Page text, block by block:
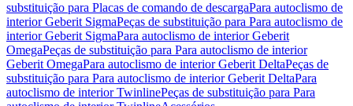
substituição para Placas de comando de descargaPara autoclismo de
interior Geberit SigmaPeças de substituição para Para autoclismo de
interior Geberit SigmaPara autoclismo de interior Geberit
OmegaPeças de substituição para Para autoclismo de interior
Geberit OmegaPara autoclismo de interior Geberit DeltaPeças de
substituição para Para autoclismo de interior Geberit DeltaPara
autoclismo de interior TwinlinePeças de substituição para Para